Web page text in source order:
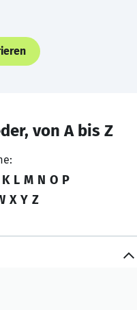
von A bis Z
K L M N O P
X Y Z